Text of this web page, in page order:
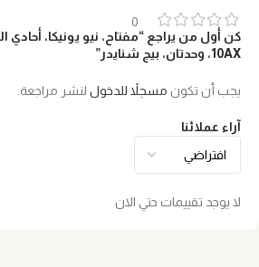
0
آراء عملائنا
لا يوجد تقييمات حتي الان
كن أول من يراجع “مفتاح، نيو يونيكا، أحادي
10AX، وحدتان، بيج شنايدر”
يجب أن تكون مسجلاً للدخول لنشر مراجعة.